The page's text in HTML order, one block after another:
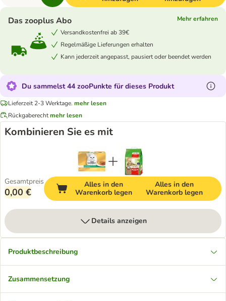
Das zooplus Abo
Mehr erfahren
Versandkostenfrei ab 39€
Regelmäßige Lieferungen erhalten
Kann jederzeit angepasst, pausiert oder beendet werden
Du sammelst 44 zooPunkte für dieses Produkt
Lieferzeit 2-3 Werktage. mehr lesen
Rückgaberechtmehr lesen
Kombinieren Sie es mit
Gesamtpreis
0,00 €
Alles in den
Warenkorb legen
Alles in den
Warenkorb legen
Details anzeigen
Produktbeschreibung
Zusammensetzung